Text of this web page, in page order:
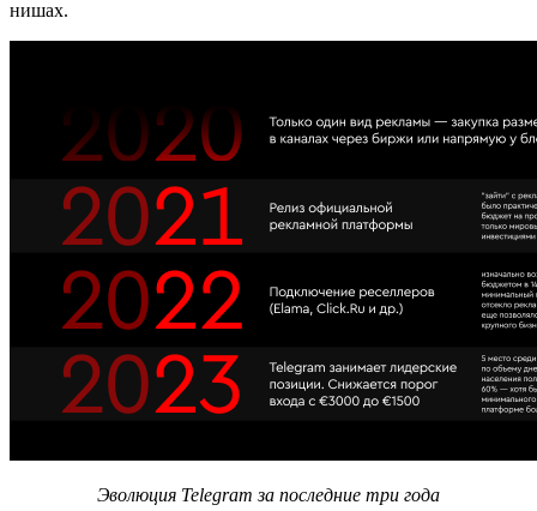
нишах.
Эволюция Telegram за последние три года